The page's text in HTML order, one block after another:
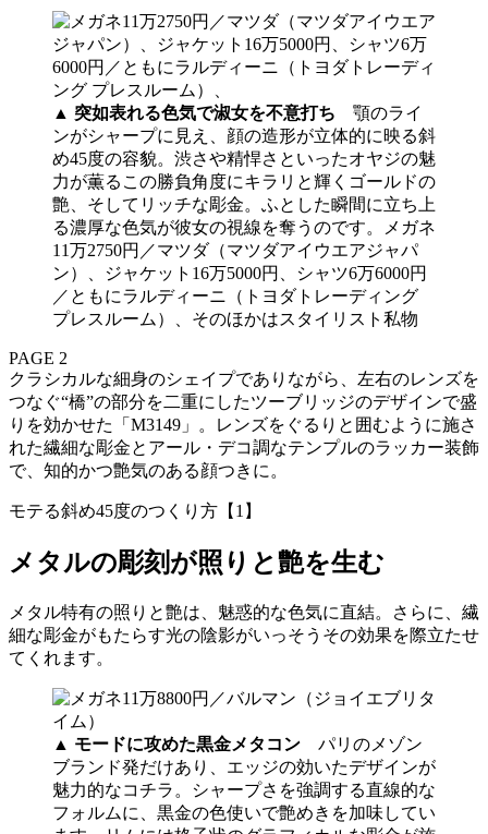
▲ 突如表れる色気で淑女を不意打ち 顎のライ
ンがシャープに見え、顔の造形が立体的に映る斜
め45度の容貌。渋さや精悍さといったオヤジの魅
力が薫るこの勝負角度にキラリと輝くゴールドの
艶、そしてリッチな彫金。ふとした瞬間に立ち上
る濃厚な色気が彼女の視線を奪うのです。メガネ
11万2750円／マツダ（マツダアイウエアジャパ
ン）、ジャケット16万5000円、シャツ6万6000円
／ともにラルディーニ（トヨダトレーディング
プレスルーム）、そのほかはスタイリスト私物
PAGE 2
クラシカルな細身のシェイプでありながら、左右のレンズを
つなぐ“橋”の部分を二重にしたツーブリッジのデザインで盛
りを効かせた「M3149」。レンズをぐるりと囲むように施さ
れた繊細な彫金とアール・デコ調なテンプルのラッカー装飾
で、知的かつ艶気のある顔つきに。
モテる斜め45度のつくり方【1】
メタルの彫刻が照りと艶を生む
メタル特有の照りと艶は、魅惑的な色気に直結。さらに、繊
細な彫金がもたらす光の陰影がいっそうその効果を際立たせ
てくれます。
▲ モードに攻めた黒金メタコン パリのメゾン
ブランド発だけあり、エッジの効いたデザインが
魅力的なコチラ。シャープさを強調する直線的な
フォルムに、黒金の色使いで艶めきを加味してい